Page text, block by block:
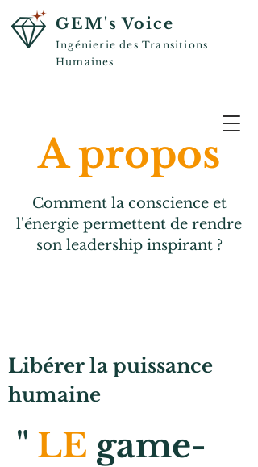
GEM's Voice
Ingénierie des Transitions
Humaines
A propos
Comment la conscience et
l'énergie permettent de rendre
son leadership inspirant ?
Libérer la puissance
humaine
" LE game-